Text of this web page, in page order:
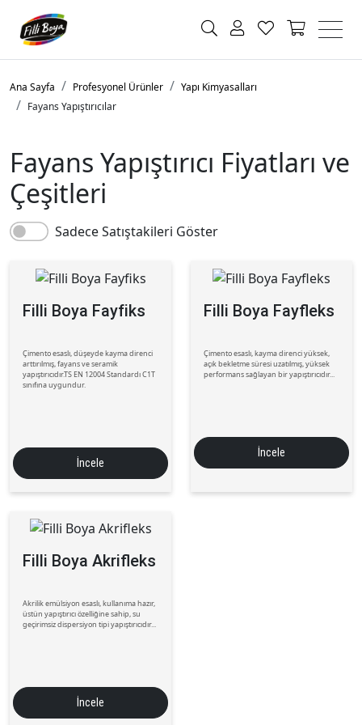
Ana Sayfa Profesyonel Ürünler
Yapı Kimyasalları
Fayans Yapıştırıcılar
Fayans Yapıştırıcı Fiyatları ve
Çeşitleri
Sadece Satıştakileri Göster
Filli Boya Fayfiks
Çimento esaslı, düşeyde kayma direnci
arttırılmış, fayans ve seramik
yapıştırıcıdır.TS EN 12004 Standardı C1T
sınıfına uygundur.
İncele
Filli Boya Fayfleks
Çimento esaslı, kayma direnci yüksek,
açık bekletme süresi uzatılmış, yüksek
performans sağlayan bir yapıştırıcıdır...
İncele
Filli Boya Akrifleks
Akrilik emülsiyon esaslı, kullanıma hazır,
üstün yapıştırıcı özelliğine sahip, su
geçirimsiz dispersiyon tipi yapıştırıcıdır...
İncele